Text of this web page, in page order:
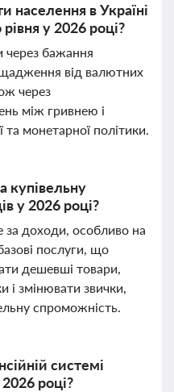
населення в Україні
у 2026 році?
через бажання
від валютних
через
між гривнею і
монетарної політики.
купівельну
у 2026 році?
за доходи, особливо на
послуги, що
дешевші товари,
і змінювати звички,
спроможність.
системі
році?